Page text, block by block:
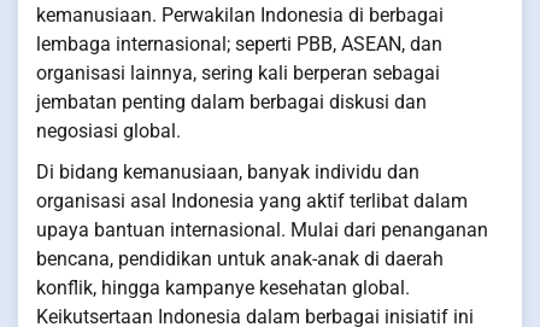
kemanusiaan. Perwakilan Indonesia di berbagai
lembaga internasional; seperti PBB, ASEAN, dan
organisasi lainnya, sering kali berperan sebagai
jembatan penting dalam berbagai diskusi dan
negosiasi global.
Di bidang kemanusiaan, banyak individu dan
organisasi asal Indonesia yang aktif terlibat dalam
upaya bantuan internasional. Mulai dari penanganan
bencana, pendidikan untuk anak-anak di daerah
konflik, hingga kampanye kesehatan global.
Keikutsertaan Indonesia dalam berbagai inisiatif ini